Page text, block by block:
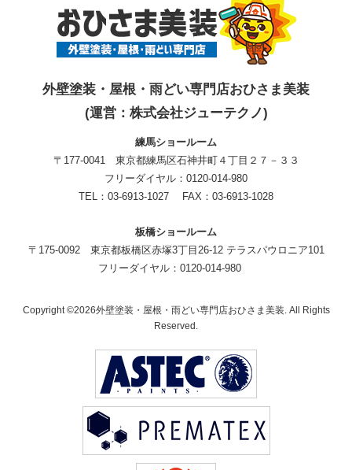
外壁塗装・屋根・雨どい専門店おひさま美装
(運営：株式会社ジューテクノ)
練馬ショールーム
〒177-0041 東京都練馬区石神井町４丁目２７－３３
フリーダイヤル：0120-014-980
TEL：03-6913-1027 FAX：03-6913-1028
板橋ショールーム
〒175-0092 東京都板橋区赤塚3丁目26-12 テラスパウロニア101
フリーダイヤル：0120-014-980
Copyright ©2026外壁塗装・屋根・雨どい専門店おひさま美装. All Rights
Reserved.